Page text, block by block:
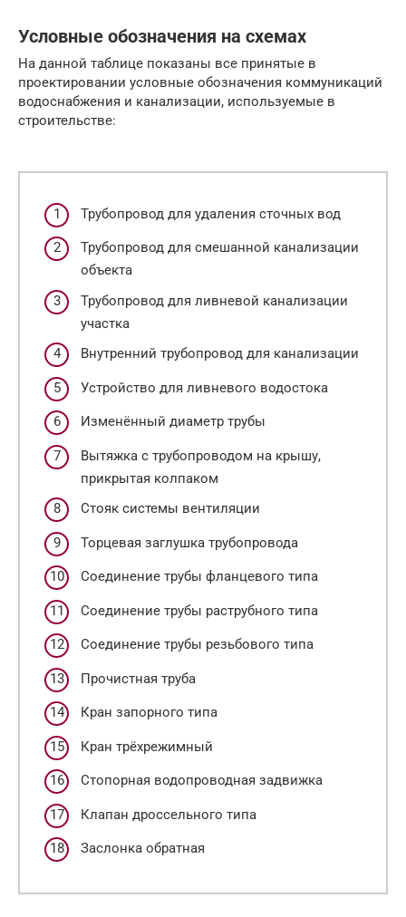
Условные обозначения на схемах
На данной таблице показаны все принятые в
проектировании условные обозначения коммуникаций
водоснабжения и канализации, используемые в
строительстве:
Трубопровод для удаления сточных вод
Трубопровод для смешанной канализации
объекта
Трубопровод для ливневой канализации
участка
Внутренний трубопровод для канализации
Устройство для ливневого водостока
Изменённый диаметр трубы
Вытяжка с трубопроводом на крышу,
прикрытая колпаком
Стояк системы вентиляции
Торцевая заглушка трубопровода
Соединение трубы фланцевого типа
Соединение трубы раструбного типа
Соединение трубы резьбового типа
Прочистная труба
Кран запорного типа
Кран трёхрежимный
Стопорная водопроводная задвижка
Клапан дроссельного типа
Заслонка обратная